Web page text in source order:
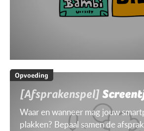
Opvoeding
[Afsprakenspel]
Waar en wanneer mag jouw
plakken? Bepaal samen de